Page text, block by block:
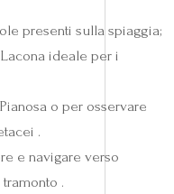
presenti sulla spiaggia;
ideale per i
o per osservare
.
e navigare verso
.